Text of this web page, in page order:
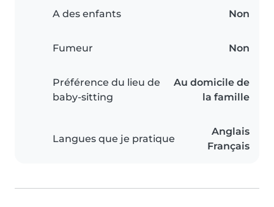
A des enfants Non
Fumeur Non
Préférence du lieu de
baby-sitting
Au domicile de
la famille
Langues que je pratique
Anglais
Français